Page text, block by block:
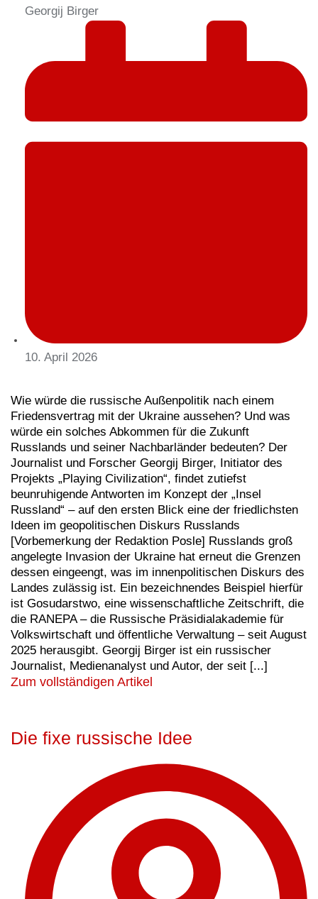
Georgij Birger
10. April 2026
Wie würde die russische Außenpolitik nach einem
Friedensvertrag mit der Ukraine aussehen? Und was
würde ein solches Abkommen für die Zukunft
Russlands und seiner Nachbarländer bedeuten? Der
Journalist und Forscher Georgij Birger, Initiator des
Projekts „Playing Civilization“, findet zutiefst
beunruhigende Antworten im Konzept der „Insel
Russland“ – auf den ersten Blick eine der friedlichsten
Ideen im geopolitischen Diskurs Russlands
[Vorbemerkung der Redaktion Posle] Russlands groß
angelegte Invasion der Ukraine hat erneut die Grenzen
dessen eingeengt, was im innenpolitischen Diskurs des
Landes zulässig ist. Ein bezeichnendes Beispiel hierfür
ist Gosudarstwo, eine wissenschaftliche Zeitschrift, die
die RANEPA – die Russische Präsidialakademie für
Volkswirtschaft und öffentliche Verwaltung – seit August
2025 herausgibt. Georgij Birger ist ein russischer
Journalist, Medienanalyst und Autor, der seit [...]
Zum vollständigen Artikel
Die fixe russische Idee